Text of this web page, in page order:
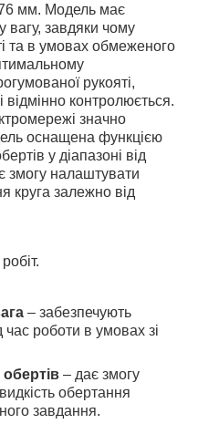
76 мм. Модель має
вагу, завдяки чому
та в умовах обмеженого
рукояті,
відмінно контролюється.
значно
оснащена функцією
у діапазоні від
змогу налаштувати
круга залежно від
– забезпечують
час роботи в умовах зі
– дає змогу
обертання
завдання.